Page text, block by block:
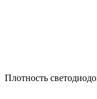
Плотность